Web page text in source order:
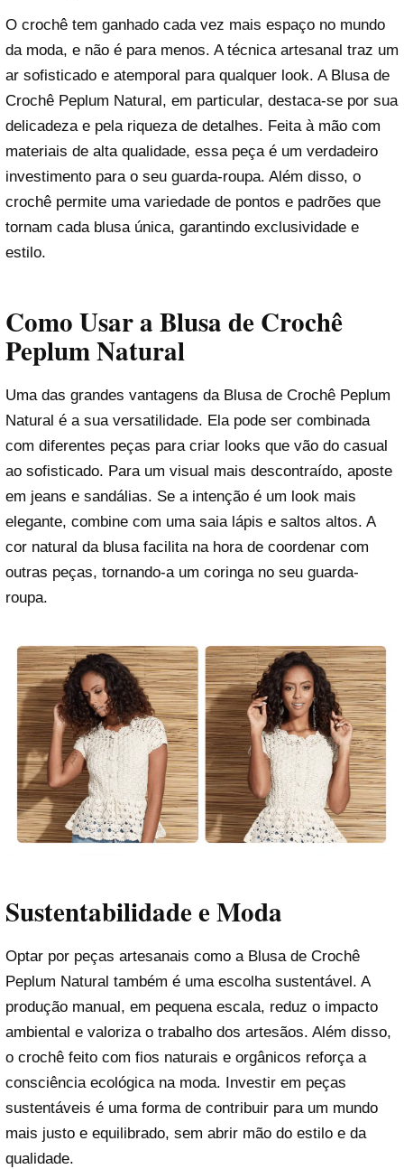
O crochê tem ganhado cada vez mais espaço no mundo
da moda, e não é para menos. A técnica artesanal traz um
ar sofisticado e atemporal para qualquer look. A Blusa de
Crochê Peplum Natural, em particular, destaca-se por sua
delicadeza e pela riqueza de detalhes. Feita à mão com
materiais de alta qualidade, essa peça é um verdadeiro
investimento para o seu guarda-roupa. Além disso, o
crochê permite uma variedade de pontos e padrões que
tornam cada blusa única, garantindo exclusividade e
estilo.
Como Usar a Blusa de Crochê
Peplum Natural
Uma das grandes vantagens da Blusa de Crochê Peplum
Natural é a sua versatilidade. Ela pode ser combinada
com diferentes peças para criar looks que vão do casual
ao sofisticado. Para um visual mais descontraído, aposte
em jeans e sandálias. Se a intenção é um look mais
elegante, combine com uma saia lápis e saltos altos. A
cor natural da blusa facilita na hora de coordenar com
outras peças, tornando-a um coringa no seu guarda-
roupa.
Sustentabilidade e Moda
Optar por peças artesanais como a Blusa de Crochê
Peplum Natural também é uma escolha sustentável. A
produção manual, em pequena escala, reduz o impacto
ambiental e valoriza o trabalho dos artesãos. Além disso,
o crochê feito com fios naturais e orgânicos reforça a
consciência ecológica na moda. Investir em peças
sustentáveis é uma forma de contribuir para um mundo
mais justo e equilibrado, sem abrir mão do estilo e da
qualidade.